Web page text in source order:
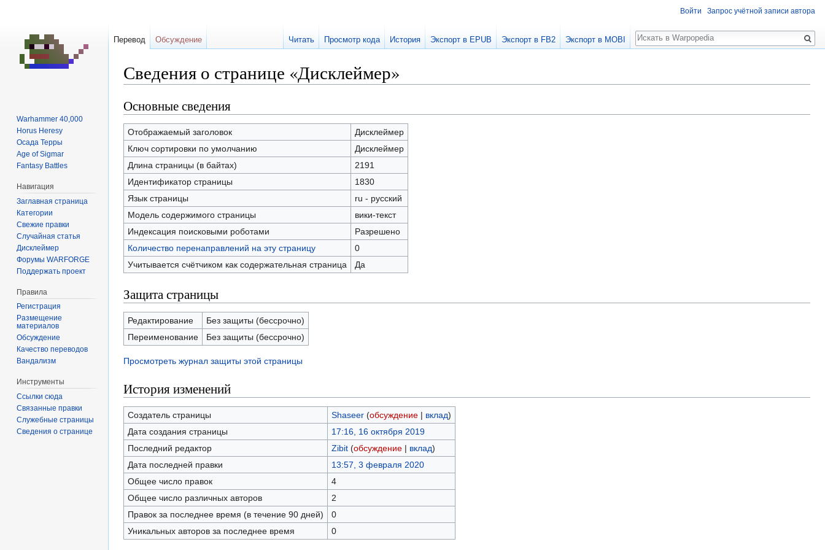
Сведения о странице «Дисклеймер»
Перейти
к
навигации
Перейти
к
поиску
Основные сведения
Отображаемый заголовок
Дисклеймер
Ключ сортировки по умолчанию
Дисклеймер
Длина страницы (в байтах)
2191
Идентификатор страницы
1830
Язык страницы
ru - русский
Модель содержимого страницы
вики-текст
Индексация поисковыми роботами
Разрешено
Количество перенаправлений на эту страницу
0
Учитывается счётчиком как содержательная страница
Да
Защита страницы
Редактирование
Без защиты (бессрочно)
Переименование
Без защиты (бессрочно)
Просмотреть журнал защиты этой страницы
История изменений
Создатель страницы Shaseer (обсуждение| вклад)
Дата создания страницы
17:16, 16 октября 2019
Последний редактор
Zibit (обсуждение| вклад)
Дата последней правки
13:57, 3 февраля 2020
Общее число правок
4
Общее число различных авторов
2
Правок за последнее время (в течение 90 дней)
0
Уникальных авторов за последнее время
0
Войти Запрос учётной записи автора
Перевод Обсуждение Читать Просмотр кода История Экспорт в EPUB Экспорт в FB2 Экспорт в MOBI
Поиск
Warhammer 40,000
Horus Heresy
Осада Терры
Age of Sigmar
Fantasy Battles
Навигация
Заглавная страница
Категории
Свежие правки
Случайная статья
Дисклеймер
Форумы WARFORGE
Поддержать проект
Правила
Регистрация
Размещение
материалов
Обсуждение
Качество переводов
Вандализм
Инструменты
Ссылки сюда
Связанные правки
Служебные страницы
Сведения о странице